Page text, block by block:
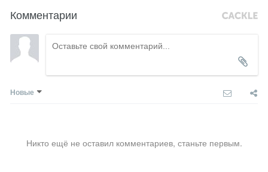
Комментарии
Новые
Никто ещё не оставил комментариев, станьте первым.